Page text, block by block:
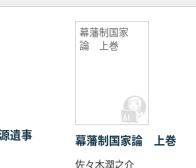
遺事
幕藩制国家
論 上巻
幕藩制国家論 上巻
佐々木潤之介